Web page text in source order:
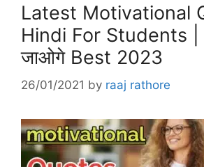
Latest Motivational
Hindi For Students |
जाओगे Best 2023
26/01/2021 by raaj rathore